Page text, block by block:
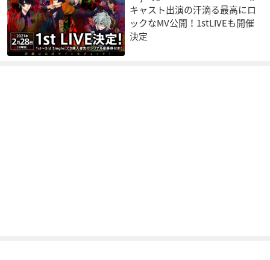
キャスト出演の汗滴る最高にロ
ックなMV公開！1stLIVEも開催
決定